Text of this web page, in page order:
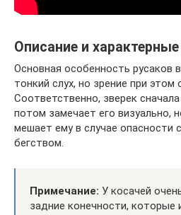
Описание и
Основная особенность русаков
тонкий слух, но зрение при этом
Соответственно, зверек
потом замечает его визуально,
мешает ему в случае опасности
бегством.
Примечание: У косачей
задние конечности, которые